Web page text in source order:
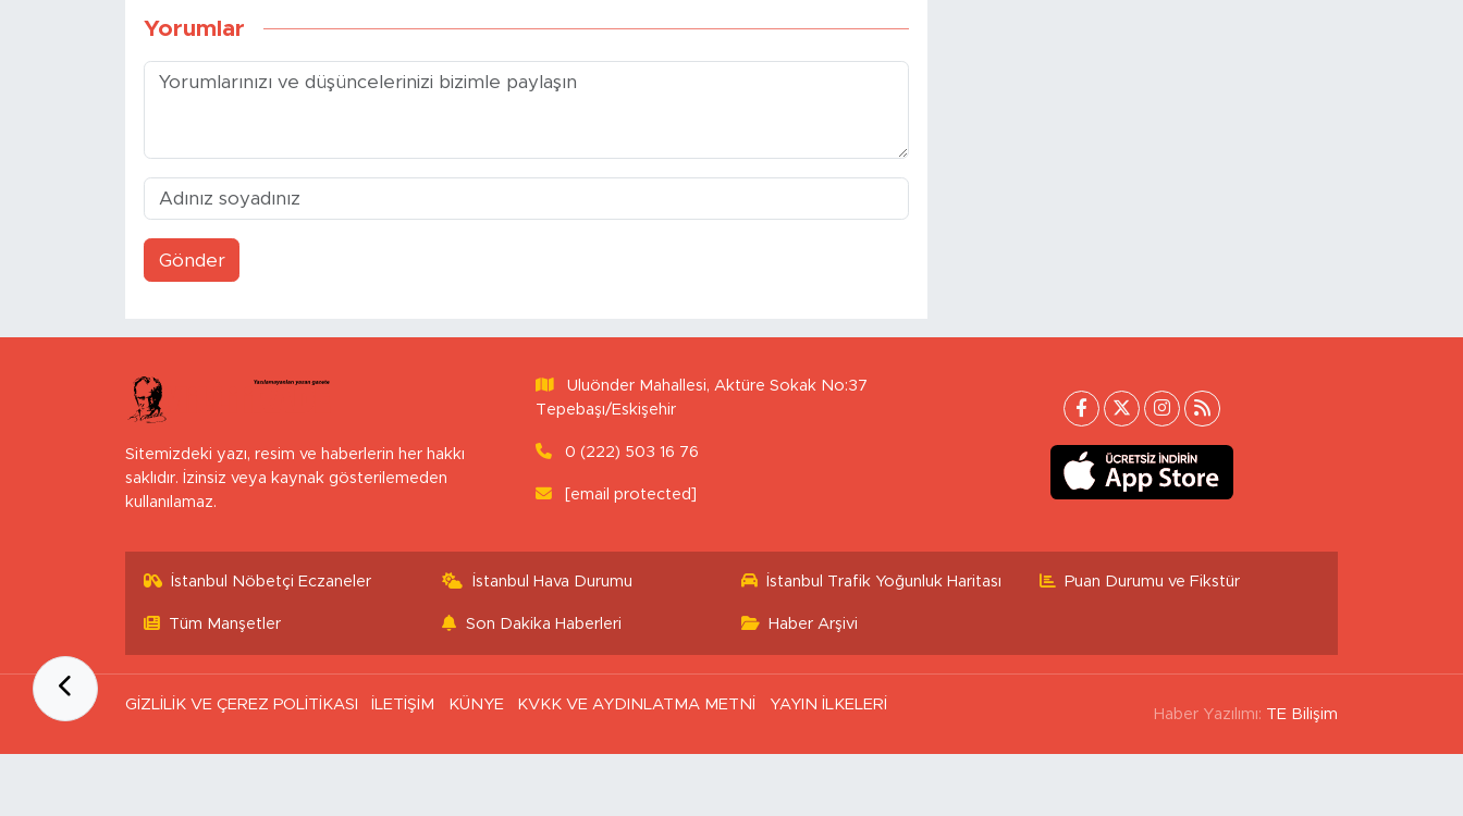
Yorumlar
Gönder
Sitemizdeki yazı, resim ve haberlerin her hakkı
saklıdır. İzinsiz veya kaynak gösterilemeden
kullanılamaz.
Uluönder Mahallesi, Aktüre Sokak No:37
Tepebaşı/Eskişehir
0 (222) 503 16 76
[email protected]
İstanbul Nöbetçi Eczaneler İstanbul Hava Durumu İstanbul Trafik Yoğunluk Haritası Puan Durumu ve Fikstür
Tüm Manşetler Son Dakika Haberleri Haber Arşivi
GİZLİLİK VE ÇEREZ POLİTİKASI İLETİŞİM KÜNYE KVKK VE AYDINLATMA METNİ YAYIN İLKELERİ
Haber Yazılımı: TE Bilişim